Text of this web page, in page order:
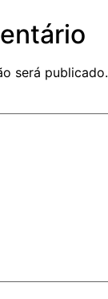
será publicado.